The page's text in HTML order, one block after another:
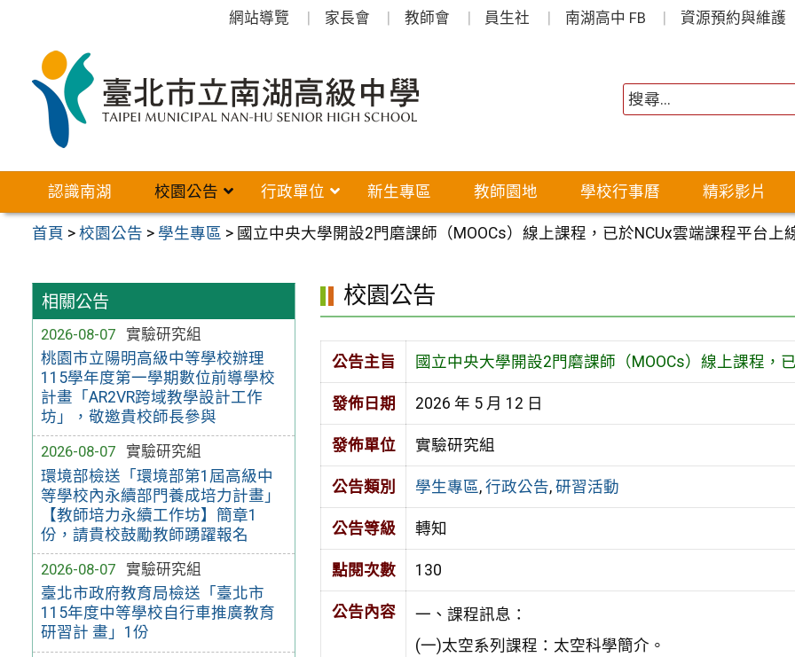
網站導覽 家長會 教師會 員生社 南湖高中 FB 資源預約與維護
認識南湖 校園公告 行政單位 新生專區 教師園地 學校行事曆 精彩影片
首頁 >校園公告 > 學生專區 > 國立中央大學開設2門磨課師（MOOCs）線上課程，已於NCUx雲端課程平台上
相關公告
2026-08-07
實驗研究組
桃園市立陽明高級中等學校辦理
115學年度第一學期數位前導學校
計畫「AR2VR跨域教學設計工作
坊」，敬邀貴校師長參與
2026-08-07
實驗研究組
環境部檢送「環境部第1屆高級中
等學校內永續部門養成培力計畫」
【教師培力永續工作坊】簡章1
份，請貴校鼓勵教師踴躍報名
2026-08-07
實驗研究組
臺北市政府教育局檢送「臺北市
115年度中等學校自行車推廣教育
研習計 畫」1份
校園公告
公告主旨 國立中央大學開設2門磨課師（MOOCs）線上課程，
發佈日期 2026 年 5 月 12 日
發佈單位 實驗研究組
公告類別 學生專區, 行政公告, 研習活動
公告等級 轉知
點閱次數 130
公告內容
一、課程訊息：
(一)太空系列課程：太空科學簡介。